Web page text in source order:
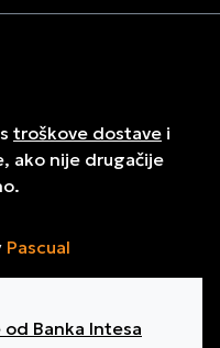
troškove dostave i
ako nije drugačije
Pascual